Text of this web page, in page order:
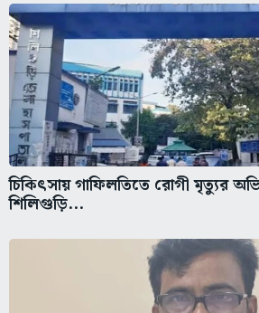
চিকিৎসায় গাফিলতিতে রোগী মৃত্যুর
শিলিগুড়ি...